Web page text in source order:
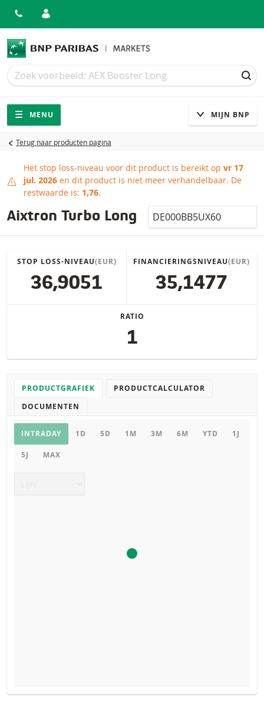
Zoek
Zoek
Navigatie
Site navigatie
MENU MIJN BNP
Terug naar producten pagina
Stop loss-niveau bereikt
Het stop loss-niveau voor dit product is bereikt op vr 17
jul. 2026 en dit product is niet meer verhandelbaar. De
restwaarde is: 1,76.
Aixtron Turbo Long Isin
STOP LOSS-NIVEAU(EUR)
36,9051
FINANCIERINGSNIVEAU(EUR)
35,1477
RATIO
1
PRODUCTGRAFIEK
PRODUCTCALCULATOR
DOCUMENTEN
Productgrafiek
INTRADAY 1D 5D 1M 3M 6M YTD 1J
5J MAX
De calculator voor dit product is uitgeschakeld, omdat het
PROSPECTUS
PRODUCT PROJECTIONS